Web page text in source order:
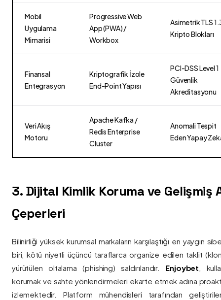
Mobil
Uygulama
Mimarisi
Progressive Web
App (PWA) /
Workbox
Asimetrik TLS
Kripto Blokları
Finansal
Entegrasyon
Kriptografik İzole
End-Point Yapısı
PCI-DSS Level 1
Güvenlik
Akreditasyonu
Veri Akış
Motoru
Apache Kafka /
Redis Enterprise
Cluster
Anomali Tespit
Eden Yapay
3. Dijital Kimlik Koruma ve Gelişmiş
Çeperleri
Bilinirliği yüksek kurumsal markaların karşılaştığı en yaygın
biri, kötü niyetli üçüncü taraflarca organize edilen taklit
yürütülen oltalama (phishing) saldırılarıdır. Enjoybet ,
korumak ve sahte yönlendirmeleri ekarte etmek adına
izlemektedir. Platform mühendisleri tarafından